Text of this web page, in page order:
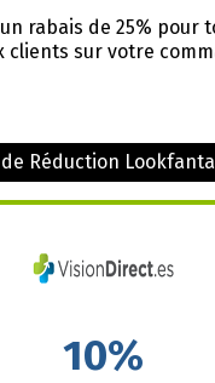
rabais de 25% pour
clients sur votre
de Réduction
10%